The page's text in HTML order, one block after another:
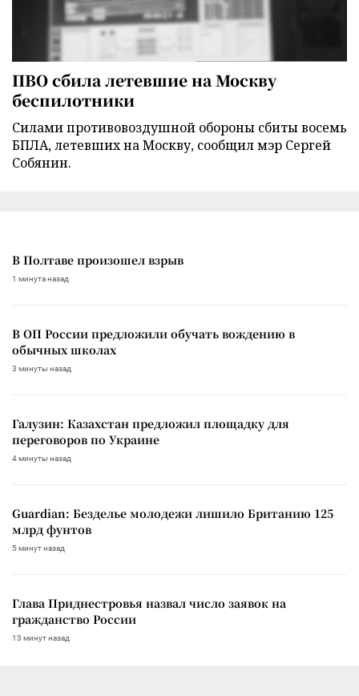
ПВО сбила летевшие на Москву
беспилотники
Силами противовоздушной обороны сбиты восемь
БПЛА, летевших на Москву, сообщил мэр Сергей
Собянин.
В Полтаве произошел взрыв
1 минута назад
В ОП России предложили обучать вождению в
обычных школах
3 минуты назад
Галузин: Казахстан предложил площадку для
переговоров по Украине
4 минуты назад
Guardian: Безделье молодежи лишило Британию 125
млрд фунтов
5 минут назад
Глава Приднестровья назвал число заявок на
гражданство России
13 минут назад